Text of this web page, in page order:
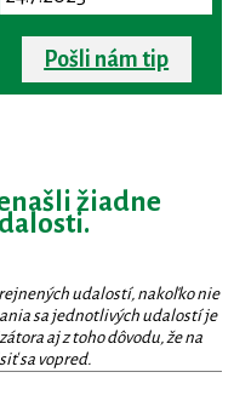
Pošli nám tip
žiadne
udalostí, nakoľko nie
sa jednotlivých udalostí je
aj z toho dôvodu, že na
sa vopred.